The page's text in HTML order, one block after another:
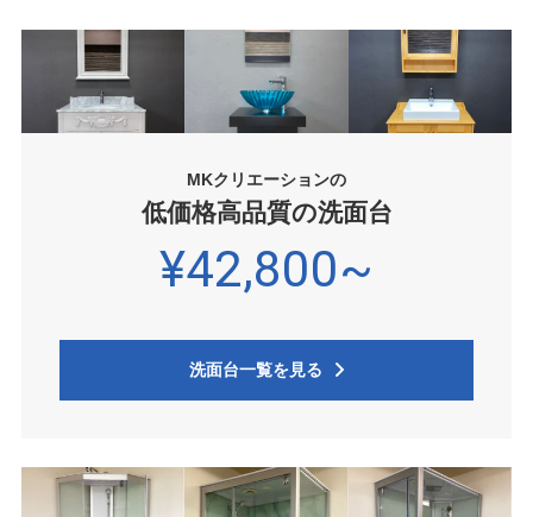
MKクリエーションの
低価格高品質の洗面台
¥42,800~
洗面台一覧を見る